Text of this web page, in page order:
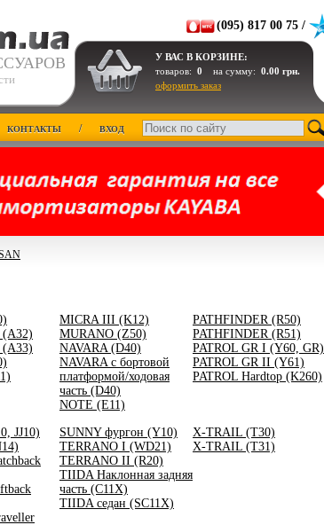
(095) 817 00 75 /
У ВАС В КОРЗИНЕ:
товаров: 0 на сумму: 0.00 грн.
оформить заказ
КОНТАКТЫ / ВХОД
MICRA III (K12)
MURANO (Z50)
NAVARA (D40)
NAVARA c бортовой
платформой/ходовая
часть (D40)
NOTE (E11)
PATHFINDER (R50)
PATHFINDER (R51)
PATROL GR I (Y60, GR)
PATROL GR II (Y61)
PATROL Hardtop (K260)
JJ10)
SUNNY фургон (Y10)
TERRANO I (WD21)
TERRANO II (R20)
TIIDA Наклонная задняя
часть (C11X)
TIIDA седан (SC11X)
X-TRAIL (T30)
X-TRAIL (T31)